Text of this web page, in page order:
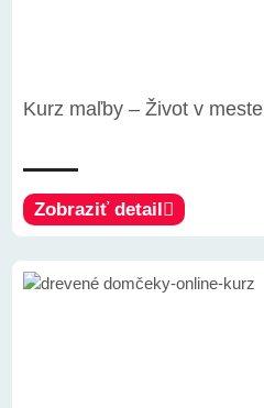
Kurz maľby – Život v meste
Zobraziť detail